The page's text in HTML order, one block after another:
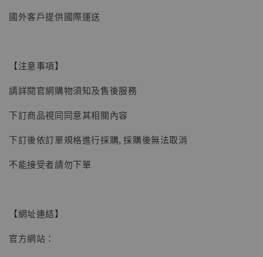
子彈飛 鵝城縣長 張麻子 [BK01]
NT$ 4,980
國外客戶提供國際運送
【注意事項】
請詳閱官網購物須知及售後服務
下訂商品視同同意其相關內容
下訂後依訂單規格進行採購, 採購後無法取消
不能接受者請勿下單
【網址連結】
官方網站：